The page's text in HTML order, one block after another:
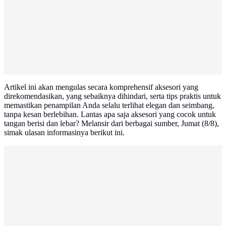
Artikel ini akan mengulas secara komprehensif aksesori yang
direkomendasikan, yang sebaiknya dihindari, serta tips praktis untuk
memastikan penampilan Anda selalu terlihat elegan dan seimbang,
tanpa kesan berlebihan. Lantas apa saja aksesori yang cocok untuk
tangan berisi dan lebar? Melansir dari berbagai sumber, Jumat (8/8),
simak ulasan informasinya berikut ini.